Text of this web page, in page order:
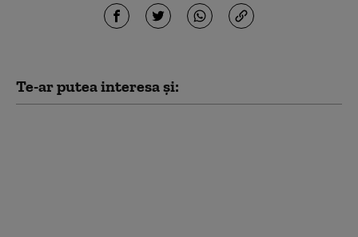
Te-ar putea interesa și: